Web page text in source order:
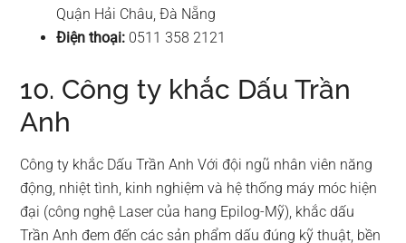
Quận Hải Châu, Đà Nẵng
Điện thoại: 0511 358 2121
10. Công ty khắc Dấu Trần
Anh
Công ty khắc Dấu Trần Anh Với đội ngũ nhân viên năng
động, nhiệt tình, kinh nghiệm và hệ thống máy móc hiện
đại (công nghệ Laser của hang Epilog-Mỹ), khắc dấu
Trần Anh đem đến các sản phẩm dấu đúng kỹ thuật, bền